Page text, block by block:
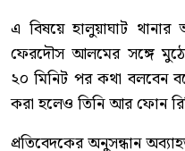
এ বিষয়ে হালুয়াঘাট থানার
ফেরদৌস আলমের সঙ্গে
২০ মিনিট পর কথা বলবেন
করা হলেও তিনি আর ফোন
প্রতিবেদকের অনুসন্ধান